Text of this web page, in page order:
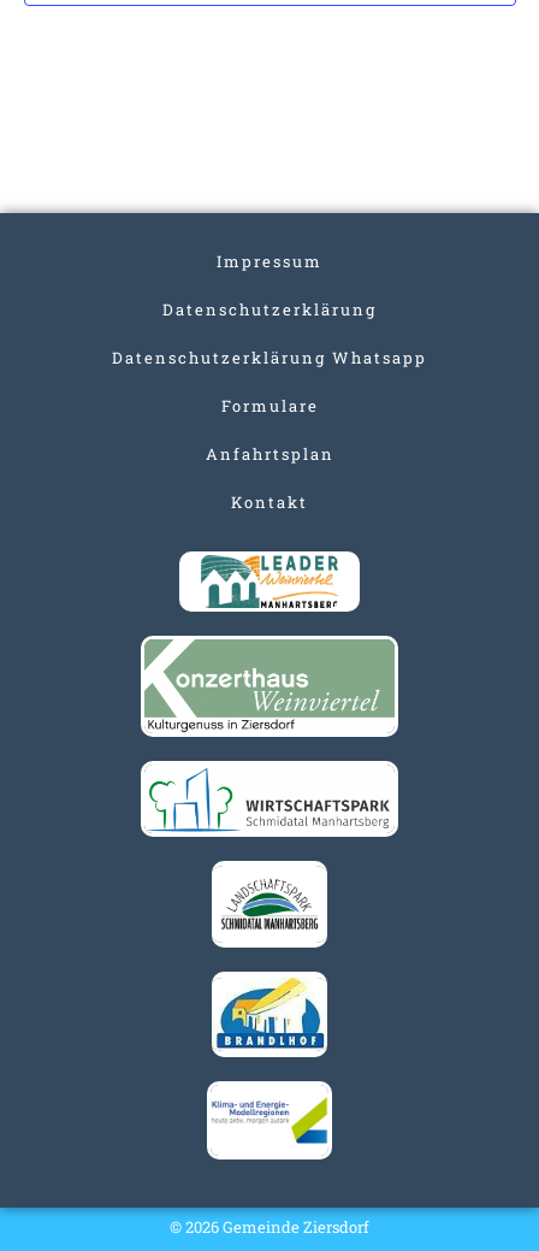
Impressum
Datenschutzerklärung
Datenschutzerklärung Whatsapp
Formulare
Anfahrtsplan
Kontakt
© 2026 Gemeinde Ziersdorf